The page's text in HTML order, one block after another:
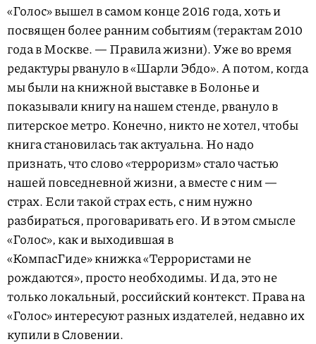
«Голос» вышел в самом конце 2016 года, хоть и
посвящен более ранним событиям (терактам 2010
года в Москве. — Правила жизни). Уже во время
редактуры рвануло в «Шарли Эбдо». А потом, когда
мы были на книжной выставке в Болонье и
показывали книгу на нашем стенде, рвануло в
питерское метро. Конечно, никто не хотел, чтобы
книга становилась так актуальна. Но надо
признать, что слово «терроризм» стало частью
нашей повседневной жизни, а вместе с ним —
страх. Если такой страх есть, с ним нужно
разбираться, проговаривать его. И в этом смысле
«Голос», как и выходившая в
«КомпасГиде» книжка «Террористами не
рождаются», просто необходимы. И да, это не
только локальный, российский контекст. Права на
«Голос» интересуют разных издателей, недавно их
купили в Словении.